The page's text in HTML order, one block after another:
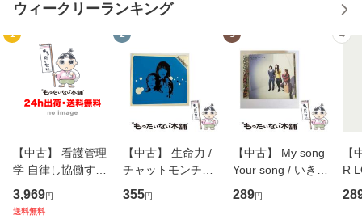
ウィークリーランキング
1
【中古】 看護管理
学 自律し協働する
専門職の看護マネ
ジメントスキル 改
3,969円
送料無料
2
【中古】 生命力 /
チャットモンチー /
キューンレコード
[CD]【メール便送
355円
3
【中古】 My song
Your song / いきも
のがかり / [CD]
【メール便送料無
289円
4
【
R
産